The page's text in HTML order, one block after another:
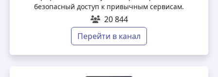
безопасный доступ к привычным сервисам.
20 844
Перейти в канал